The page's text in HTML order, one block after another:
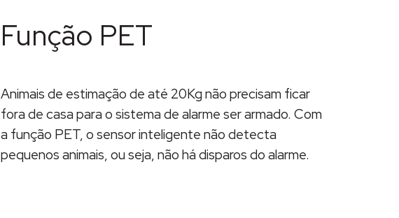
Função PET
Animais de estimação de até 20Kg não precisam ficar
fora de casa para o sistema de alarme ser armado. Com
a função PET, o sensor inteligente não detecta
pequenos animais, ou seja, não há disparos do alarme.